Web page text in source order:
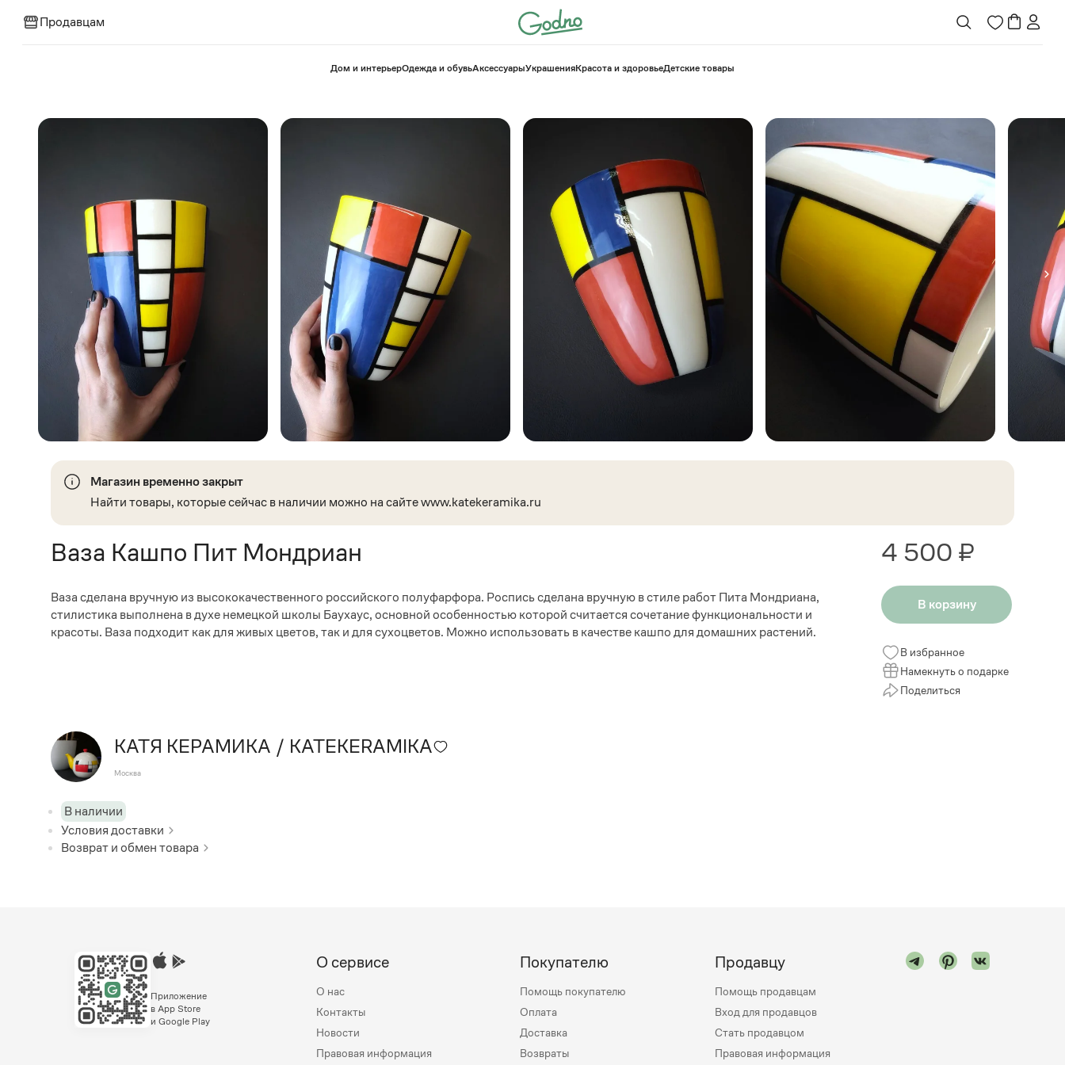
Продавцам
⁠Дом и интерьерОдежда и обувьАксессуарыУкрашенияКрасота и здоровье⁠Детские товары
Магазин временно закрыт
Найти товары, которые сейчас в наличии можно на сайте www.katekeramika.ru
Ваза Кашпо Пит Мондриан
Ваза сделана вручную из высококачественного российского полуфарфора. Роспись сделана вручную в стиле работ Пита Мондриана,
стилистика выполнена в духе немецкой школы Баухаус, основной особенностью которой считается сочетание функциональности и
красоты. Ваза подходит как для живых цветов, так и для сухоцветов. Можно использовать в качестве кашпо для домашних растений.
КАТЯ КЕРАМИКА / KATEKERAMIKA
Москва
В наличии
Условия доставки
Возврат и обмен товара
4 500 ₽
В корзину
В избранное
Намекнуть о подарке
Поделиться
Приложение
в App Store
и Google Play
О сервисе
О нас
Контакты
Новости
Правовая информация
Покупателю
Помощь покупателю
Оплата
Доставка
Возвраты
Продавцу
Помощь продавцам
Вход для продавцов
Стать продавцом
Правовая информация